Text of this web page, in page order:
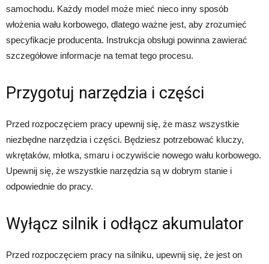
samochodu. Każdy model może mieć nieco inny sposób
włożenia wału korbowego, dlatego ważne jest, aby zrozumieć
specyfikacje producenta. Instrukcja obsługi powinna zawierać
szczegółowe informacje na temat tego procesu.
Przygotuj narzędzia i części
Przed rozpoczęciem pracy upewnij się, że masz wszystkie
niezbędne narzędzia i części. Będziesz potrzebować kluczy,
wkrętaków, młotka, smaru i oczywiście nowego wału korbowego.
Upewnij się, że wszystkie narzędzia są w dobrym stanie i
odpowiednie do pracy.
Wyłącz silnik i odłącz akumulator
Przed rozpoczęciem pracy na silniku, upewnij się, że jest on